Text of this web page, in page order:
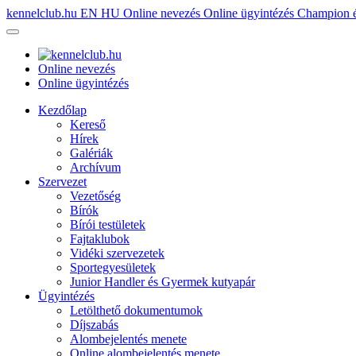
kennelclub.hu EN HU Online nevezés Online ügyintézés Champion
Online nevezés
Online ügyintézés
Kezdőlap
Kereső
Hírek
Galériák
Archívum
Szervezet
Vezetőség
Bírók
Bírói testületek
Fajtaklubok
Vidéki szervezetek
Sportegyesületek
Junior Handler és Gyermek kutyapár
Ügyintézés
Letölthető dokumentumok
Díjszabás
Alombejelentés menete
Online alombejelentés menete